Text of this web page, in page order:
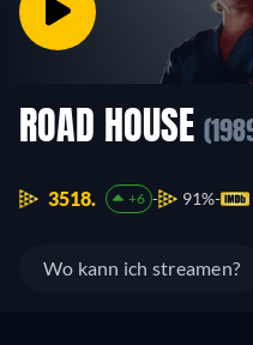
ROAD HOUSE
3518. +6 91%
Wo kann ich streamen?